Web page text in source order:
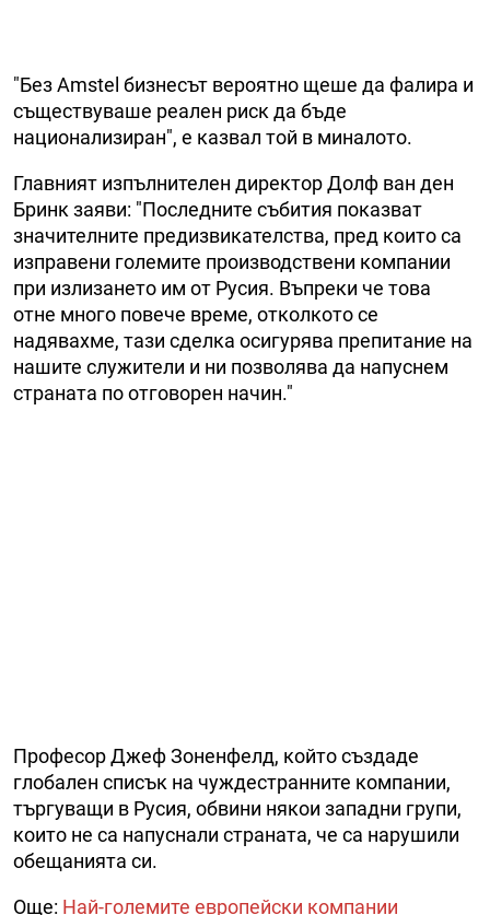
"Без Amstel бизнесът вероятно щеше да фалира и
съществуваше реален риск да бъде
национализиран", е казвал той в миналото.
Главният изпълнителен директор Долф ван ден
Бринк заяви: "Последните събития показват
значителните предизвикателства, пред които са
изправени големите производствени компании
при излизането им от Русия. Въпреки че това
отне много повече време, отколкото се
надявахме, тази сделка осигурява препитание на
нашите служители и ни позволява да напуснем
страната по отговорен начин."
Професор Джеф Зоненфелд, който създаде
глобален списък на чуждестранните компании,
търгуващи в Русия, обвини някои западни групи,
които не са напуснали страната, че са нарушили
обещанията си.
Още: Най-големите европейски компании